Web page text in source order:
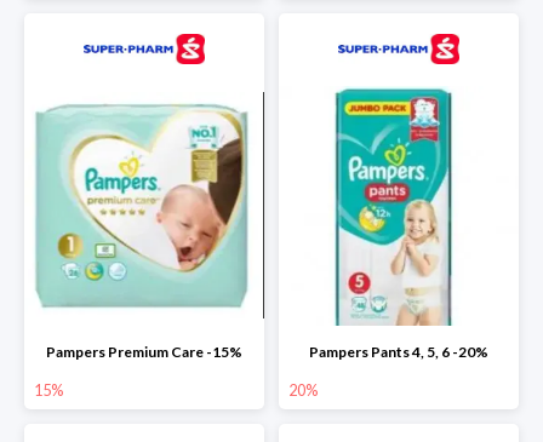
Pampers Premium Care -15%
15%
Pampers Pants 4, 5, 6 -20%
20%